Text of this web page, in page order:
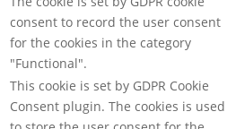
consent to record the user consent
for the cookies in the category
"Functional".
This cookie is set by GDPR Cookie
Consent plugin. The cookies is used